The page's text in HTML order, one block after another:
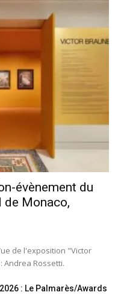
évènement du
de Monaco,
de l'exposition "Victor
Andrea Rossetti.
: Le Palmarès/Awards